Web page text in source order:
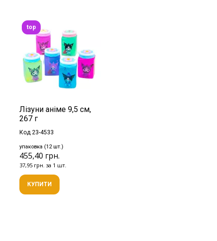
Лізуни аніме 9,5 см,
267 г
Код 23-4533
упаковка (12 шт.)
455,40 грн.
37,95 грн. за 1 шт.
top
КУПИТИ